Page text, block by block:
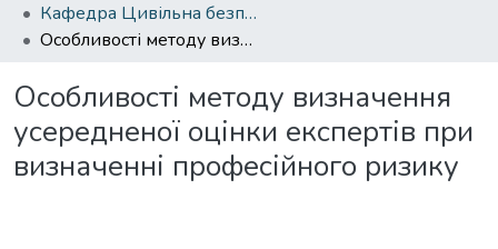
Кафедра Цивільна безпека
Особливості методу визначення усередненої оцінки експертів при визначенні професійного ризику
Особливості методу визначення
усередненої оцінки експертів при
визначенні професійного ризику